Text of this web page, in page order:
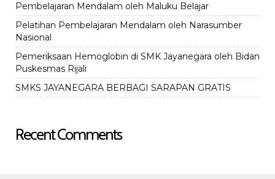
Pembelajaran Mendalam oleh Maluku Belajar
Pelatihan Pembelajaran Mendalam oleh Narasumber
Nasional
Pemeriksaan Hemoglobin di SMK Jayanegara oleh Bidan
Puskesmas Rijali
SMKS JAYANEGARA BERBAGI SARAPAN GRATIS
Recent Comments